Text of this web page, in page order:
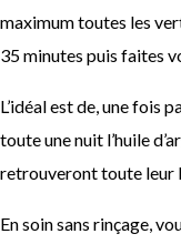
maximum toutes les
35 minutes puis faites
L’idéal est de, une fois
toute une nuit l’huile
retrouveront toute leur
En soin sans rinçage,